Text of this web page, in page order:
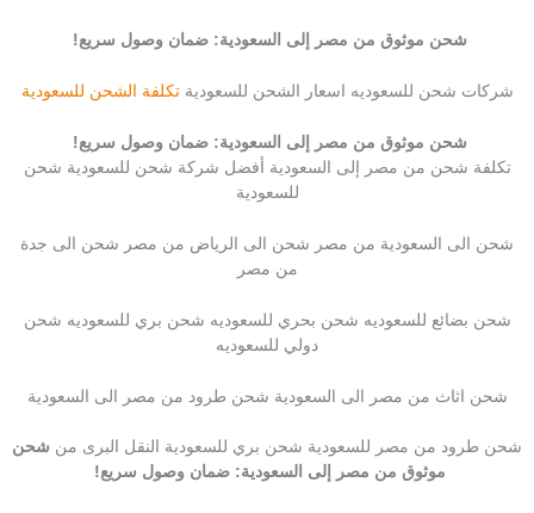
شحن موثوق من مصر إلى السعودية: ضمان وصول سريع!
شركات شحن للسعوديه اسعار الشحن للسعوديةتكلفة الشحن للسعودية
شحن موثوق من مصر إلى السعودية: ضمان وصول سريع!
تكلفة شحن من مصر إلى السعودية أفضل شركة شحن للسعودية شحن
للسعودية
شحن الى السعودية من مصر شحن الى الرياض من مصر شحن الى جدة
من مصر
شحن بضائع للسعوديه شحن بحري للسعوديه شحن بري للسعوديه شحن
دولي للسعوديه
شحن اثاث من مصر الى السعودية شحن طرود من مصر الى السعودية
شحن طرود من مصر للسعودية شحن بري للسعودية النقل البرى من شحن
موثوق من مصر إلى السعودية: ضمان وصول سريع!